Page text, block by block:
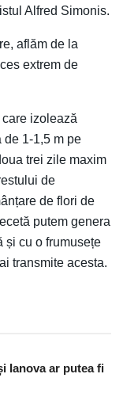
Alfred Simonis.
aflăm de la
extrem de
izolează
de 1-1,5 m pe
trei zile maxim
de
de flori de
putem genera
și cu o frumusețe
transmite acesta.
Ianova ar putea fi